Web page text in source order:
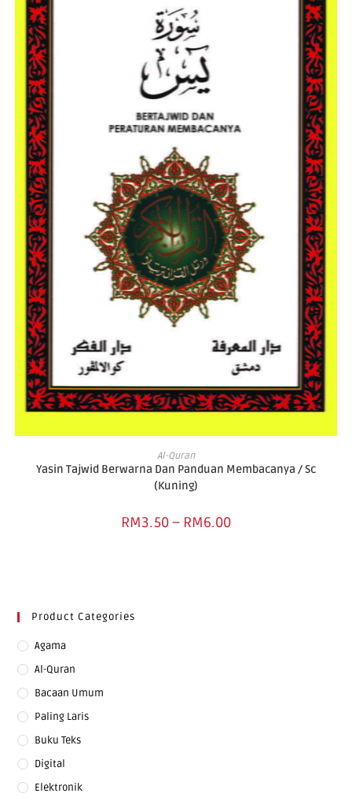
SELECT OPTIONS
Al-Quran
Yasin Tajwid Berwarna Dan Panduan Membacanya / Sc
(Kuning)
RM3.50 – RM6.00
Product Categories
Agama
Al-Quran
Bacaan Umum
Paling Laris
Buku Teks
Digital
Elektronik